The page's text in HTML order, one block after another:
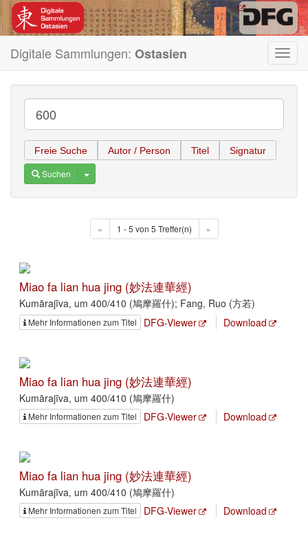
Digitale Sammlungen: Ostasien
Freie Suche Autor / Person Titel Signatur
Suchen Toggle Dropdown
« 1 - 5 von 5 Treffer(n) »
Miao fa lian hua jing (妙法連華經)
Kumārajīva, um 400/410 (鳩摩羅什); Fang, Ruo (方若)
Mehr Informationen zum Titel DFG-Viewer Download
Miao fa lian hua jing (妙法連華經)
Kumārajīva, um 400/410 (鳩摩羅什)
Mehr Informationen zum Titel DFG-Viewer Download
Miao fa lian hua jing (妙法連華經)
Kumārajīva, um 400/410 (鳩摩羅什)
Mehr Informationen zum Titel DFG-Viewer Download